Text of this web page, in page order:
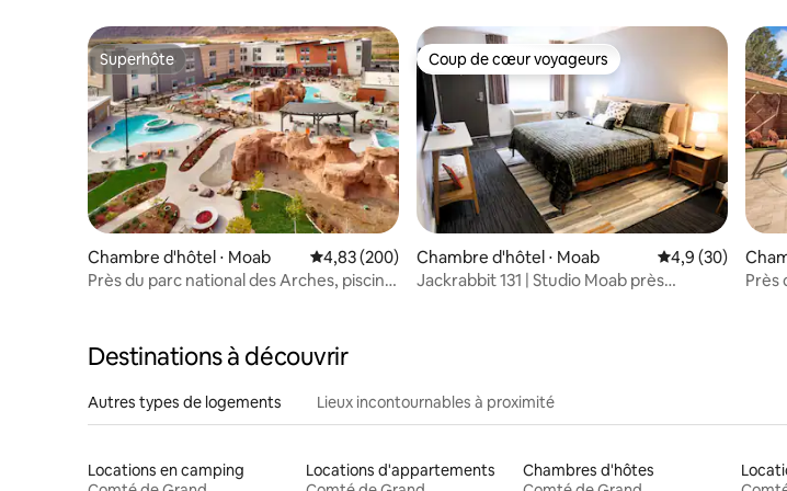
Superhôte
Superhôte
Chambre d'hôtel ⋅ Moab Évaluation moyenne sur la base de 200 commentaires : 4,83
4,83 (200)
Près du parc national des Arches, piscine
Coup de cœur voyageurs
Coup de cœur voyageurs
Chambre d'hôtel ⋅ Moab Évaluation
4,9 (30)
Jackrabbit 131 | Studio Moab près
Près
Destinations à découvrir
Autres types de logements Lieux incontournables à proximité
Locations en camping
Locations d'appartements
Chambres d'hôtes